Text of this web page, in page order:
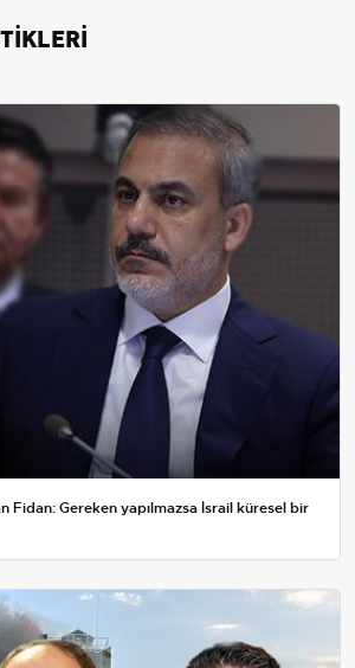
Fidan: Gereken yapılmazsa İsrail küresel bir